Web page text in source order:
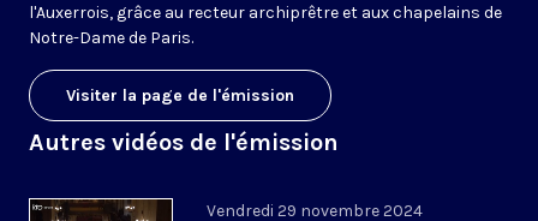
l'Auxerrois, grâce au recteur archiprêtre et aux chapelains de
Notre-Dame de Paris.
Visiter la page de l'émission
Autres vidéos de l'émission
Vendredi 29 novembre 2024